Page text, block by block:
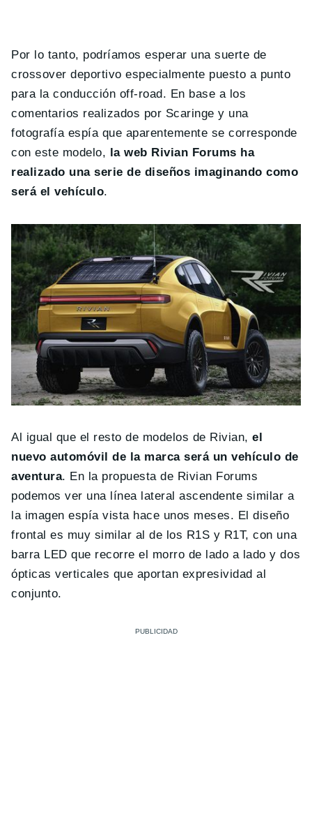
Por lo tanto, podríamos esperar una suerte de
crossover deportivo especialmente puesto a punto
para la conducción off-road. En base a los
comentarios realizados por Scaringe y una
fotografía espía que aparentemente se corresponde
con este modelo, la web Rivian Forums ha
realizado una serie de diseños imaginando como
será el vehículo.
Al igual que el resto de modelos de Rivian, el
nuevo automóvil de la marca será un vehículo de
aventura. En la propuesta de Rivian Forums
podemos ver una línea lateral ascendente similar a
la imagen espía vista hace unos meses. El diseño
frontal es muy similar al de los R1S y R1T, con una
barra LED que recorre el morro de lado a lado y dos
ópticas verticales que aportan expresividad al
conjunto.